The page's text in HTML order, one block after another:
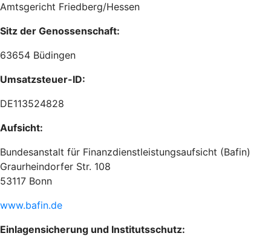
Amtsgericht Friedberg/Hessen
Sitz der Genossenschaft:
63654 Büdingen
Umsatzsteuer-ID:
DE113524828
Aufsicht:
Bundesanstalt für Finanzdienstleistungsaufsicht (Bafin)
Graurheindorfer Str. 108
53117 Bonn
www.bafin.de
Einlagensicherung und Institutsschutz: